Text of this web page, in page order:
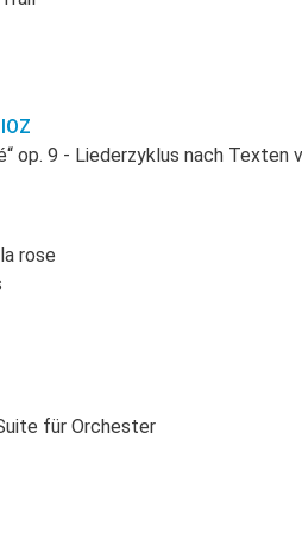
op. 9 - Liederzyklus nach Texten
rose
für Orchester